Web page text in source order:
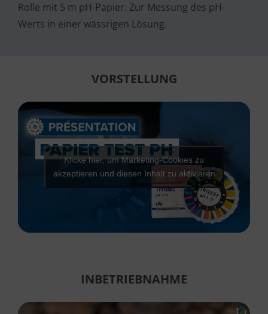
Rolle mit 5 m pH-Papier. Zur Messung des pH-
Werts in einer wässrigen Lösung.
VORSTELLUNG
Klicke hier, um Marketing-Cookies zu
akzeptieren und diesen Inhalt zu aktivieren
INBETRIEBNAHME